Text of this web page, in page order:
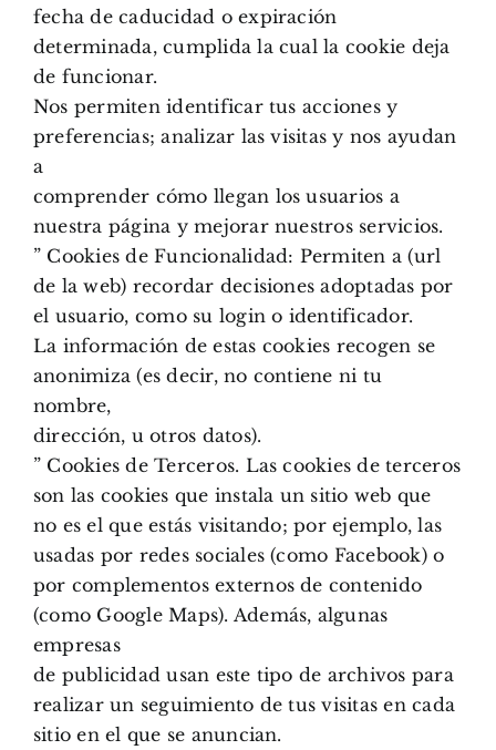
fecha de caducidad o expiración
determinada, cumplida la cual la cookie deja
de funcionar.
Nos permiten identificar tus acciones y
preferencias; analizar las visitas y nos ayudan
a
comprender cómo llegan los usuarios a
nuestra página y mejorar nuestros servicios.
” Cookies de Funcionalidad: Permiten a (url
de la web) recordar decisiones adoptadas por
el usuario, como su login o identificador.
La información de estas cookies recogen se
anonimiza (es decir, no contiene ni tu
nombre,
dirección, u otros datos).
” Cookies de Terceros. Las cookies de terceros
son las cookies que instala un sitio web que
no es el que estás visitando; por ejemplo, las
usadas por redes sociales (como Facebook) o
por complementos externos de contenido
(como Google Maps). Además, algunas
empresas
de publicidad usan este tipo de archivos para
realizar un seguimiento de tus visitas en cada
sitio en el que se anuncian.